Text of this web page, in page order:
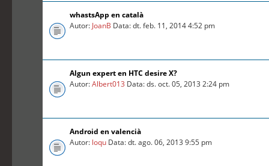
whastsApp en català
Autor: JoanB Data: dt. feb. 11, 2014 4:52 pm
Algun expert en HTC desire X?
Autor:Albert013 Data: ds. oct. 05, 2013 2:24 pm
Android en valencià
Autor: loqu Data: dt. ago. 06, 2013 9:55 pm